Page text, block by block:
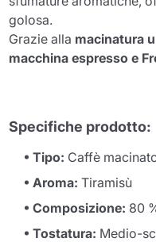
golosa.
Grazie alla macinatura
macchina espresso e
Specifiche prodotto:
Tipo: Caffè
Aroma: Tiramisù
Composizione: 80
Tostatura: Medio-